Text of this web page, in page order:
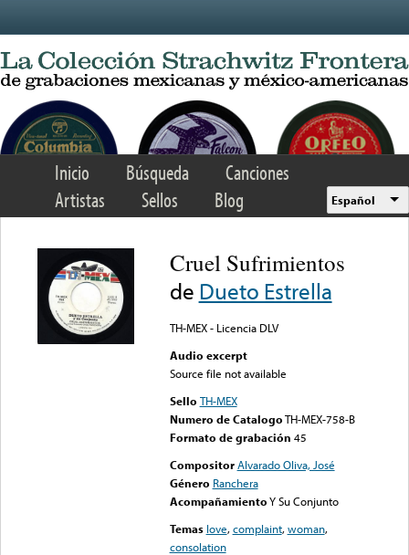
Inicio Búsqueda
Canciones
Artistas
Sellos Blog Español
Cruel Sufrimientos
de Dueto Estrella
TH-MEX - Licencia DLV
Audio excerpt
Source file not available
Sello TH-MEX
Numero de CatalogoTH-MEX-758-B
Formato de grabación 45
Compositor Alvarado Oliva, José
Género Ranchera
AcompañamientoY Su Conjunto
Temas love,complaint,woman,
consolation